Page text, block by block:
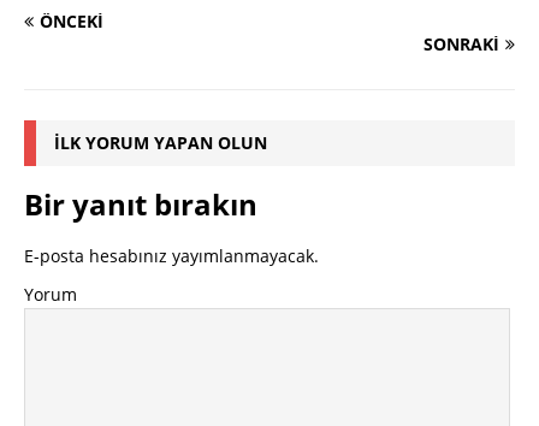
ÖNCEKI
SONRAKI
İLK YORUM YAPAN OLUN
Bir yanıt bırakın
E-posta hesabınız yayımlanmayacak.
Yorum